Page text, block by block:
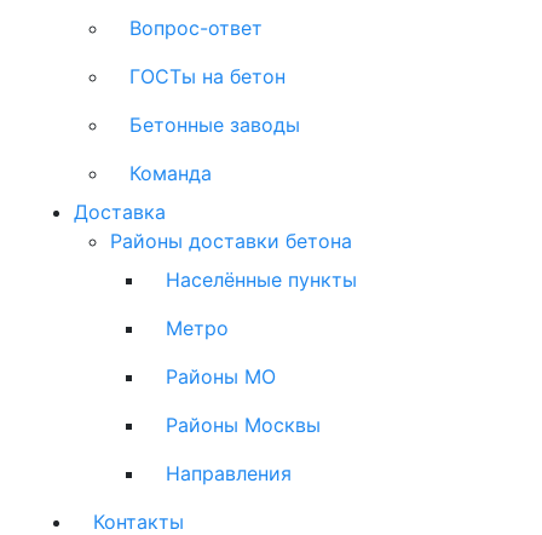
Вопрос-ответ
ГОСТы на бетон
Бетонные заводы
Команда
Доставка
Районы доставки бетона
Населённые пункты
Метро
Районы МО
Районы Москвы
Направления
Контакты